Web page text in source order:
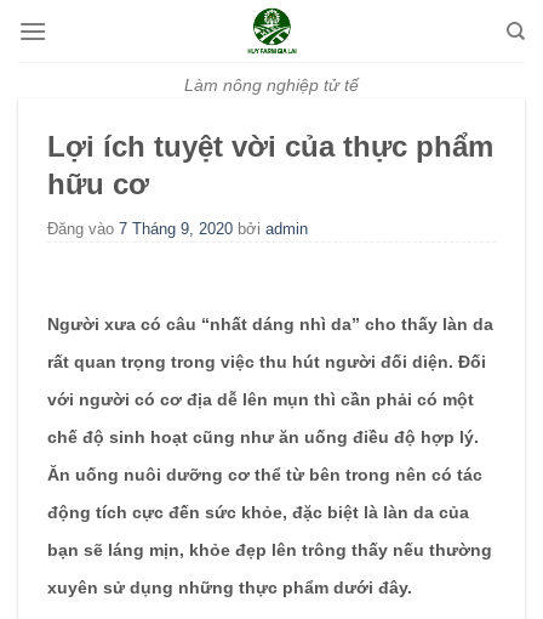
qua
Làm nông nghiệp tử tế
Lợi ích tuyệt vời của thực phẩm
hữu cơ
Đăng vào 7 Tháng 9, 2020 bởi admin
Người xưa có câu “nhất dáng nhì da” cho thấy làn da
rất quan trọng trong việc thu hút người đối diện. Đối
với người có cơ địa dễ lên mụn thì cần phải có một
chế độ sinh hoạt cũng như ăn uống điều độ hợp lý.
Ăn uống nuôi dưỡng cơ thể từ bên trong nên có tác
động tích cực đến sức khỏe, đặc biệt là làn da của
bạn sẽ láng mịn, khỏe đẹp lên trông thấy nếu thường
xuyên sử dụng những thực phẩm dưới đây.